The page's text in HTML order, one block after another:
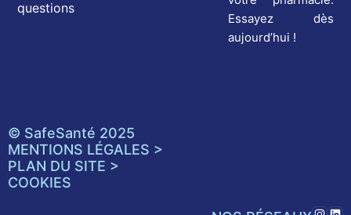
Essayez dès
aujourd’hui !
questions
© SafeSanté 2025
MENTIONS LÉGALES >
PLAN DU SITE >
COOKIES